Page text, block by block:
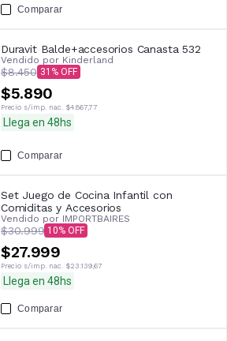
Comparar
Duravit Balde+accesorios Canasta 532
Vendido por Kinderland
$8.450 31
$5.890
Precio s/imp. nac. $4.867,77
Llega en 48hs
Comparar
Set Juego de Cocina Infantil con
Comiditas y Accesorios
Vendido por IMPORTBAIRES
$30.999 10
$27.999
Precio s/imp. nac. $23.139,67
Llega en 48hs
Comparar